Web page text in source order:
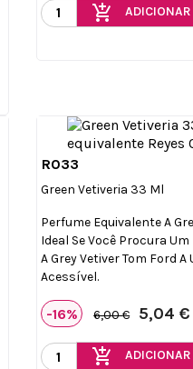
add_shopping_cart
R033
Green Vetiveria 33 Ml
Perfume Equivalente A
Ideal Se Você Procura
A Grey Vetiver Tom Ford
Acessível.
-16% 6,00 € 5,04 €
add_shopping_cart